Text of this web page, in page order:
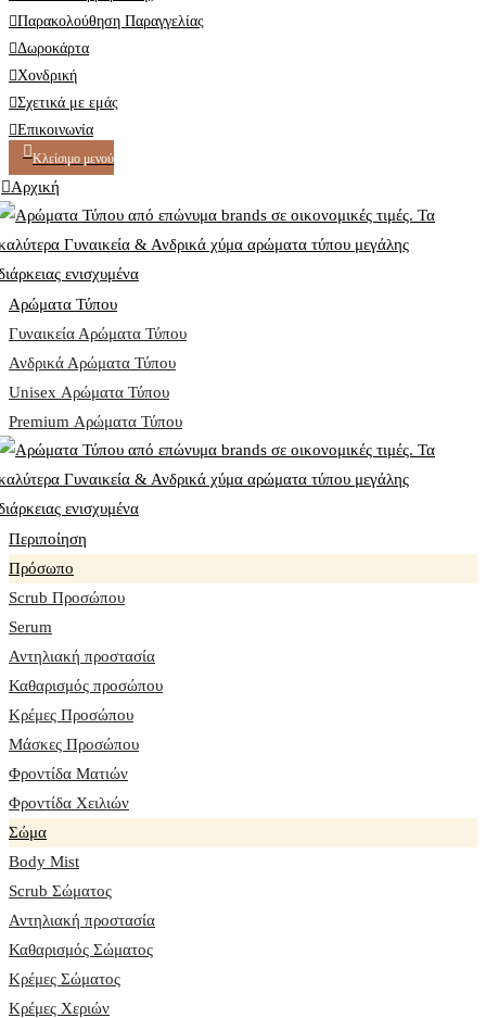
Παρακολούθηση Παραγγελίας
Δωροκάρτα
Χονδρική
Σχετικά με εμάς
Επικοινωνία
Κλείσιμο μενού
Αρχική
Αρώματα Τύπου
Γυναικεία Αρώματα Τύπου
Ανδρικά Αρώματα Τύπου
Unisex Αρώματα Τύπου
Premium Αρώματα Τύπου
Περιποίηση
Πρόσωπο
Scrub Προσώπου
Serum
Αντηλιακή προστασία
Καθαρισμός προσώπου
Κρέμες Προσώπου
Μάσκες Προσώπου
Φροντίδα Ματιών
Φροντίδα Χειλιών
Σώμα
Body Mist
Scrub Σώματος
Αντηλιακή προστασία
Καθαρισμός Σώματος
Κρέμες Σώματος
Κρέμες Χεριών